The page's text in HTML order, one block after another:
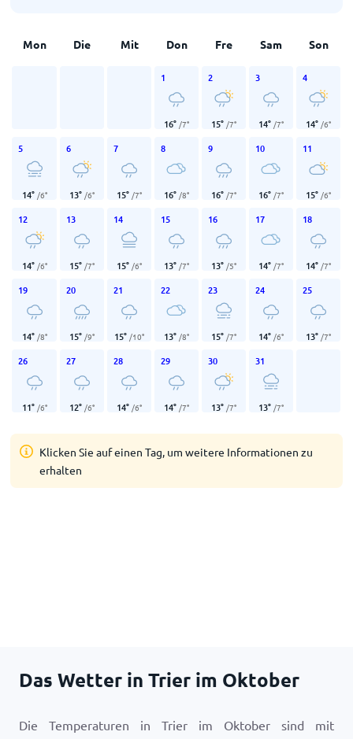
Mon Die Mit Don Fre Sam Son
1
16° /7°
2
15° /7°
3
14° /7°
4
14° /6°
5
14° /6°
6
13° /6°
7
15° /7°
8
16° /8°
9
16° /7°
10
16° /7°
11
15° /6°
12
14° /6°
13
15° /7°
14
15° /6°
15
13° /7°
16
13° /5°
17
14° /7°
18
14° /7°
19
14° /8°
20
15° /9°
21
15° /10°
22
13° /8°
23
15° /7°
24
14° /6°
25
13° /7°
26
11° /6°
27
12° /6°
28
14° /6°
29
14° /7°
30
13° /7°
31
13° /7°
Klicken Sie auf einen Tag, um weitere Informationen zu
erhalten
Das Wetter in Trier im Oktober
Die Temperaturen in Trier im Oktober sind mit